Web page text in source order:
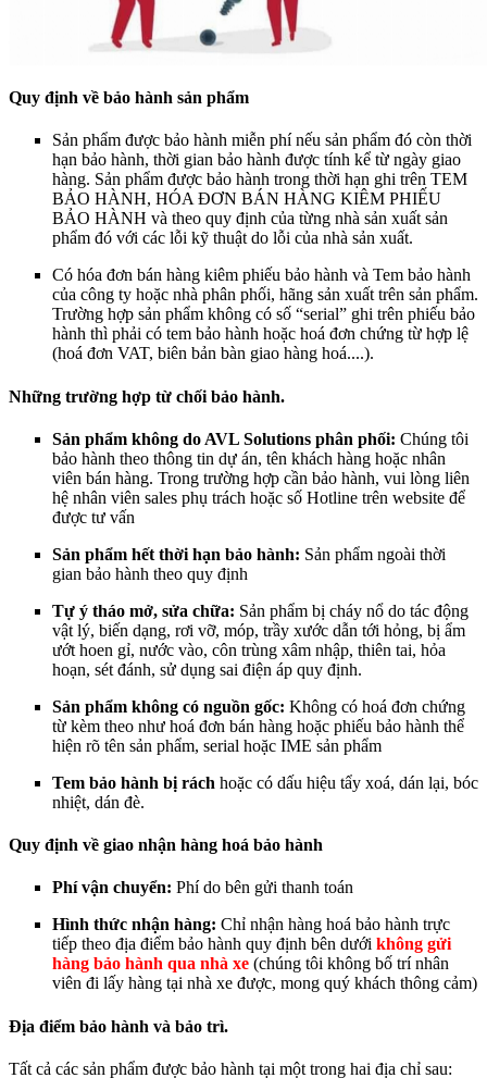
Quy định về bảo hành sản phẩm
Sản phẩm được bảo hành miễn phí nếu sản phẩm đó còn thời
hạn bảo hành, thời gian bảo hành được tính kể từ ngày giao
hàng. Sản phẩm được bảo hành trong thời hạn ghi trên TEM
BẢO HÀNH, HÓA ĐƠN BÁN HÀNG KIÊM PHIẾU
BẢO HÀNH và theo quy định của từng nhà sản xuất sản
phẩm đó với các lỗi kỹ thuật do lỗi của nhà sản xuất.
Có hóa đơn bán hàng kiêm phiếu bảo hành và Tem bảo hành
của công ty hoặc nhà phân phối, hãng sản xuất trên sản phẩm.
Trường hợp sản phẩm không có số “serial” ghi trên phiếu bảo
hành thì phải có tem bảo hành hoặc hoá đơn chứng từ hợp lệ
(hoá đơn VAT, biên bản bàn giao hàng hoá....).
Những trường hợp từ chối bảo hành.
Sản phẩm không do AVL Solutions phân phối: Chúng tôi
bảo hành theo thông tin dự án, tên khách hàng hoặc nhân
viên bán hàng. Trong trường hợp cần bảo hành, vui lòng liên
hệ nhân viên sales phụ trách hoặc số Hotline trên website để
được tư vấn
Sản phẩm hết thời hạn bảo hành: Sản phẩm ngoài thời
gian bảo hành theo quy định
Tự ý tháo mở, sửa chữa: Sản phẩm bị cháy nổ do tác động
vật lý, biến dạng, rơi vỡ, móp, trầy xước dẫn tới hỏng, bị ẩm
ướt hoen gỉ, nước vào, côn trùng xâm nhập, thiên tai, hỏa
hoạn, sét đánh, sử dụng sai điện áp quy định.
Sản phẩm không có nguồn gốc: Không có hoá đơn chứng
từ kèm theo như hoá đơn bán hàng hoặc phiếu bảo hành thể
hiện rõ tên sản phẩm, serial hoặc IME sản phẩm
Tem bảo hành bị rách hoặc có dấu hiệu tẩy xoá, dán lại, bóc
nhiệt, dán đè.
Quy định về giao nhận hàng hoá bảo hành
Phí vận chuyển: Phí do bên gửi thanh toán
Hình thức nhận hàng: Chỉ nhận hàng hoá bảo hành trực
tiếp theo địa điểm bảo hành quy định bên dưới không gửi
hàng bảo hành qua nhà xe (chúng tôi không bố trí nhân
viên đi lấy hàng tại nhà xe được, mong quý khách thông cảm)
Địa điểm bảo hành và bảo trì.
Tất cả các sản phẩm được bảo hành tại một trong hai địa chỉ sau: